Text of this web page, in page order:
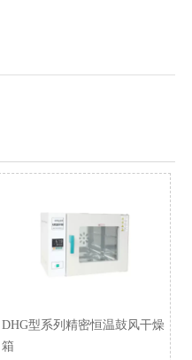
DHG型系列精密恒温鼓风干燥
箱